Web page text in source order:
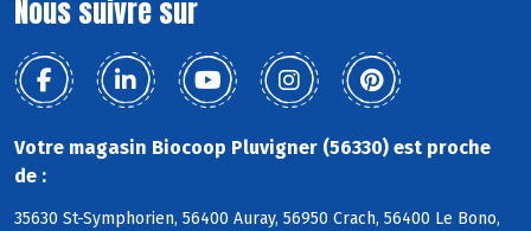
Nous suivre sur
Votre magasin Biocoop Pluvigner (56330) est proche
de :
35630 St-Symphorien, 56400 Auray, 56950 Crach, 56400 Le Bono,